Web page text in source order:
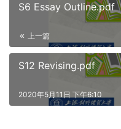
S6 Essay Outline.pdf
上一篇
S12 Revising.pdf
2020年5月11日 下午6:10